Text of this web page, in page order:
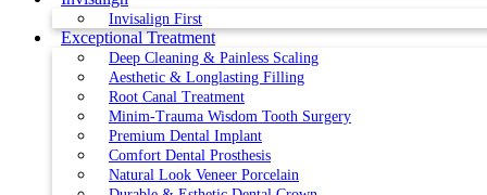
Invisalign First
Exceptional Treatment
Deep Cleaning & Painless Scaling
Aesthetic & Longlasting Filling
Root Canal Treatment
Minim-Trauma Wisdom Tooth Surgery
Premium Dental Implant
Comfort Dental Prosthesis
Natural Look Veneer Porcelain